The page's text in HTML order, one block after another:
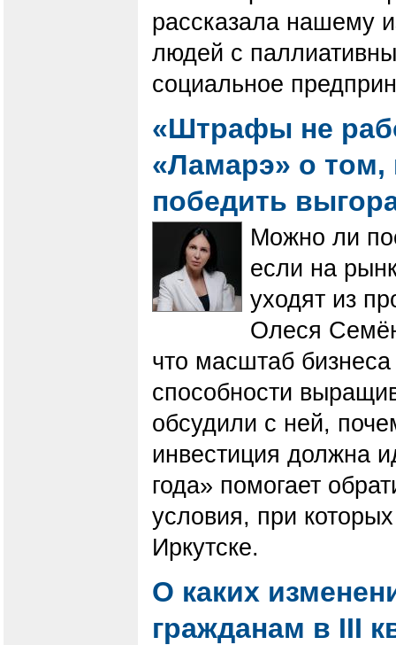
рассказала нашему
людей с
социальное
«Штрафы не
«Ламарэ» о том,
победить
Можно ли
если на
уходят из
Олеся
что масштаб бизнеса
способности
обсудили с ней,
инвестиция должна
года» помогает
условия, при
Иркутске.
О каких
гражданам в III